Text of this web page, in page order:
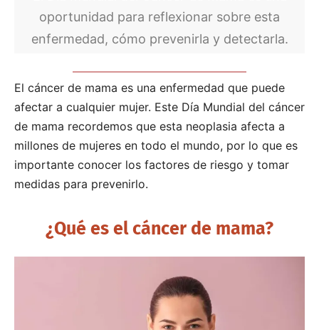
oportunidad para reflexionar sobre esta
enfermedad, cómo prevenirla y detectarla.
El cáncer de mama es una enfermedad que puede
afectar a cualquier mujer. Este Día Mundial del cáncer
de mama recordemos que esta neoplasia afecta a
millones de mujeres en todo el mundo, por lo que es
importante conocer los factores de riesgo y tomar
medidas para prevenirlo.
¿Qué es el cáncer de mama?